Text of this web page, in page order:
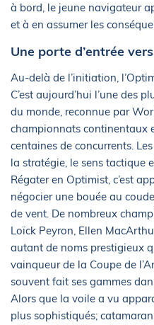
à bord, le jeune navigateur
et à en assumer les
Une porte d’entrée
Au-delà de l’initiation,
C’est aujourd’hui l’une des
du monde, reconnue par
championnats continentaux
centaines de concurrents.
la stratégie, le sens tactique
Régater en Optimist, c’est
négocier une bouée au
de vent. De nombreux
Loïck Peyron, Ellen
autant de noms prestigieux
vainqueur de la Coupe de
souvent fait ses gammes
Alors que la voile a vu
plus sophistiqués;